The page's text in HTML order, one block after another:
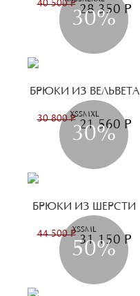
40 500 Р28 350 Р
30%
БРЮКИ ИЗ ВЕЛЬВЕТА
30 800 Р21 560 Р
XSSMXL
30%
БРЮКИ ИЗ ШЕРСТИ
44 500 Р31 150 Р
XSSM L
50%